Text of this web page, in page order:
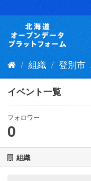
キ
組織 登別市
イベント一覧
フォロワー
0
組織